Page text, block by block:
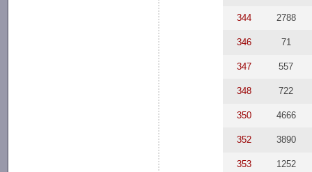
344 2788
346 71
347 557
348 722
350 4666
352 3890
353 1252